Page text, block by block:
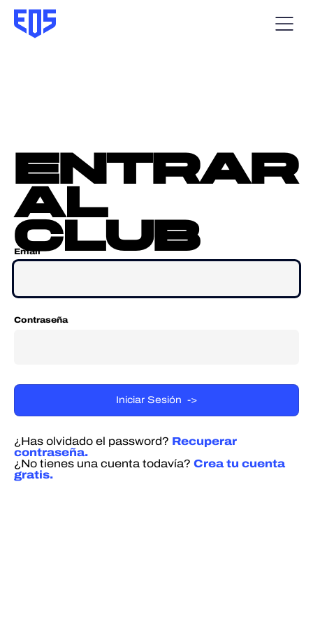
entrar
al
club
Email
Contraseña
¿Has olvidado el password? Recuperar
contraseña.
¿No tienes una cuenta todavía? Crea tu cuenta
gratis.